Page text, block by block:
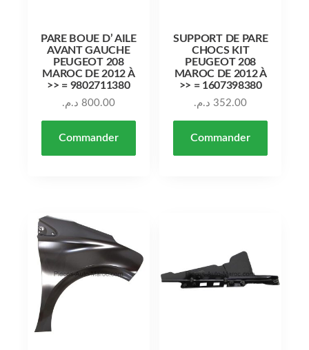
PARE BOUE D’ AILE
AVANT GAUCHE
PEUGEOT 208
MAROC DE 2012 À
>> = 9802711380
800.00 د.م.
Commander
SUPPORT DE PARE
CHOCS KIT
PEUGEOT 208
MAROC DE 2012 À
>> = 1607398380
352.00 د.م.
Commander